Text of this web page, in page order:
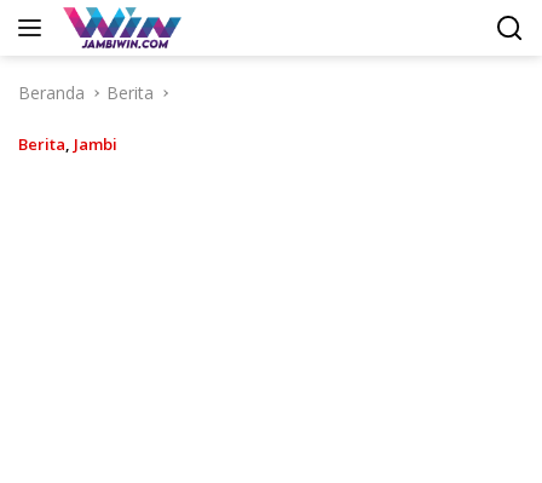
Langsung
Beranda
Berita
Berita, Jambi